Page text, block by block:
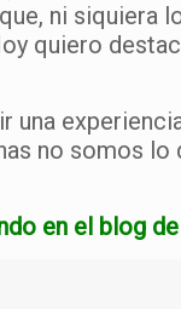
ni siquiera
quiero
no somos lo
en el blog